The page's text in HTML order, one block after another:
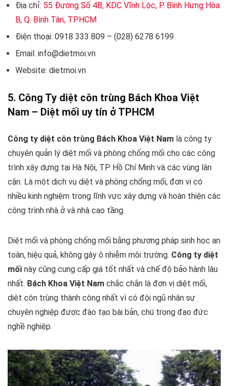
Địa chỉ: 55 Đường Số 4B, KDC Vĩnh Lộc, P. Bình Hưng Hòa
B, Q. Bình Tân, TPHCM
Điện thoại: 0918 333 809 – (028) 6278 6199
Email: info@dietmoi.vn
Website: dietmoi.vn
5. Công Ty diệt côn trùng Bách Khoa Việt
Nam – Diệt mối uy tín ở TPHCM
Công ty diệt côn trùng Bách Khoa Việt Nam là công ty
chuyên quản lý diệt mối và phòng chống mối cho các công
trình xây dựng tại Hà Nội, TP Hồ Chí Minh và các vùng lân
cận. Là một dịch vụ diệt và phòng chống mối, đơn vị có
nhiều kinh nghiệm trong lĩnh vực xây dựng và hoàn thiện các
công trình nhà ở và nhà cao tầng.
Diệt mối và phòng chống mối bằng phương pháp sinh học an
toàn, hiệu quả, không gây ô nhiễm môi trường. Công ty diệt
mối này cũng cung cấp giá tốt nhất và chế độ bảo hành lâu
nhất. Bách Khoa Việt Nam chắc chắn là đơn vị diệt mối,
diệt côn trùng thành công nhất vì có đội ngũ nhân sự
chuyên nghiệp được đào tạo bài bản, chú trọng đạo đức
nghề nghiệp.